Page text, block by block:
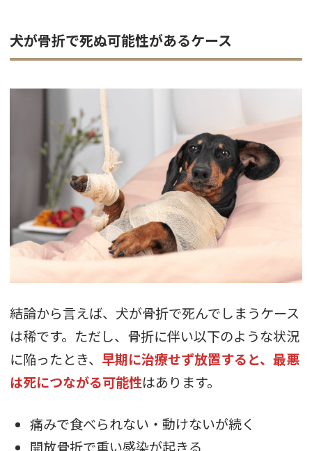
犬が骨折で死ぬ可能性があるケース
結論から言えば、犬が骨折で死んでしまうケース
は稀です。ただし、骨折に伴い以下のような状況
に陥ったとき、 早期に治療せず放置すると、最悪
は死につながる可能性はあります。
痛みで食べられない・動けないが続く
開放骨折で重い感染が起きる